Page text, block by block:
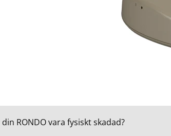
RONDO vara fysiskt skadad?